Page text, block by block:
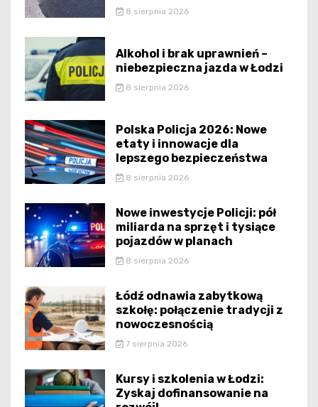
8 sierpnia 2026
Alkohol i brak uprawnień –
niebezpieczna jazda w Łodzi
8 sierpnia 2026
Polska Policja 2026: Nowe
etaty i innowacje dla
lepszego bezpieczeństwa
8 sierpnia 2026
Nowe inwestycje Policji: pół
miliarda na sprzęt i tysiące
pojazdów w planach
8 sierpnia 2026
Łódź odnawia zabytkową
szkołę: połączenie tradycji z
nowoczesnością
7 sierpnia 2026
Kursy i szkolenia w Łodzi:
Zyskaj dofinansowanie na